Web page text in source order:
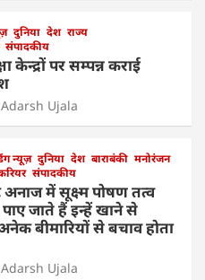
l e
दुनिया देश राज्य
संपादकीय
केन्द्रों पर सम्पन्न कराई
Adarsh Ujala
न्यूज़ दुनिया देश बाराबंकी मनोरंजन
संपादकीय
अनाज में सूक्ष्म पोषण तत्व
पाए जाते हैं इन्हें खाने से
बीमारियों से बचाव होता
Adarsh Ujala